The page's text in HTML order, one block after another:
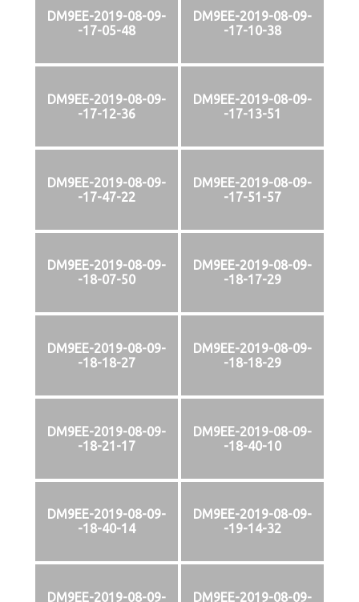
DM9EE-2019-08-09-
-17-05-48
DM9EE-2019-08-09-
-17-10-38
DM9EE-2019-08-09-
-17-12-36
DM9EE-2019-08-09-
-17-13-51
DM9EE-2019-08-09-
-17-47-22
DM9EE-2019-08-09-
-17-51-57
DM9EE-2019-08-09-
-18-07-50
DM9EE-2019-08-09-
-18-17-29
DM9EE-2019-08-09-
-18-18-27
DM9EE-2019-08-09-
-18-18-29
DM9EE-2019-08-09-
-18-21-17
DM9EE-2019-08-09-
-18-40-10
DM9EE-2019-08-09-
-18-40-14
DM9EE-2019-08-09-
-19-14-32
DM9EE-2019-08-09- DM9EE-2019-08-09-